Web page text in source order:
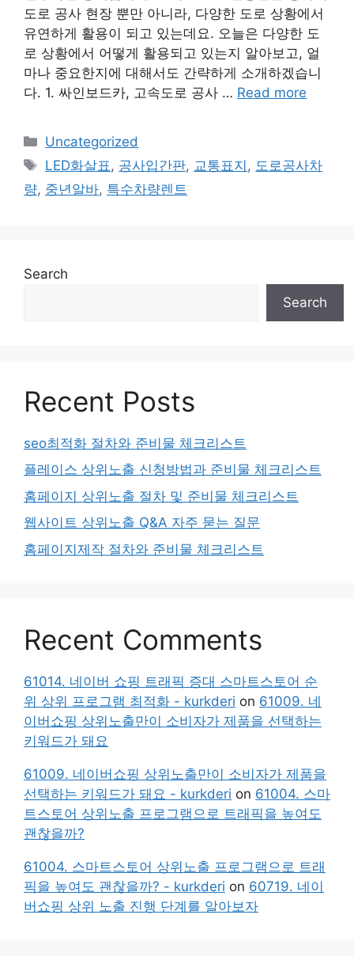
도로 공사 현장 뿐만 아니라, 다양한 도로 상황에서
유연하게 활용이 되고 있는데요. 오늘은 다양한 도
로 상황에서 어떻게 활용되고 있는지 알아보고, 얼
마나 중요한지에 대해서도 간략하게 소개하겠습니
다. 1. 싸인보드카, 고속도로 공사 … Read more
Categories
Uncategorized
Tags
LED화살표 , 공사입간판, 교통표지 , 도로공사차
량, 중년알바, 특수차량렌트
Search
Search
Recent Posts
seo최적화 절차와 준비물 체크리스트
플레이스 상위노출 신청방법과 준비물 체크리스트
홈페이지 상위노출 절차 및 준비물 체크리스트
웹사이트 상위노출 Q&A 자주 묻는 질문
홈페이지제작 절차와 준비물 체크리스트
Recent Comments
61014. 네이버 쇼핑 트래픽 증대 스마트스토어 순
위 상위 프로그램 최적화 - kurkderi on 61009. 네
이버쇼핑 상위노출만이 소비자가 제품을 선택하는
키워드가 돼요
61009. 네이버쇼핑 상위노출만이 소비자가 제품을
선택하는 키워드가 돼요 - kurkderi on 61004. 스마
트스토어 상위노출 프로그램으로 트래픽을 높여도
괜찮을까?
61004. 스마트스토어 상위노출 프로그램으로 트래
픽을 높여도 괜찮을까? - kurkderi on 60719. 네이
버쇼핑 상위 노출 진행 단계를 알아보자